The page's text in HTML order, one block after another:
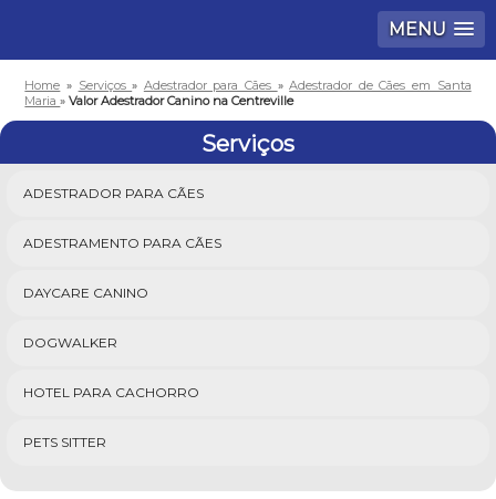
MENU
Home » Serviços» Adestrador para Cães »Adestrador de Cães em Santa
Maria»Valor Adestrador Canino na Centreville
Serviços
ADESTRADOR PARA CÃES
ADESTRAMENTO PARA CÃES
DAYCARE CANINO
DOGWALKER
HOTEL PARA CACHORRO
PETS SITTER